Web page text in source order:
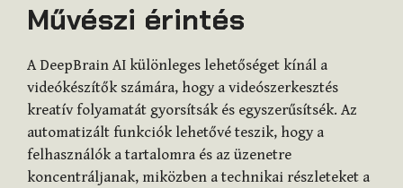
Művészi érintés
A DeepBrain AI különleges lehetőséget kínál a
videókészítők számára, hogy a videószerkesztés
kreatív folyamatát gyorsítsák és egyszerűsítsék. Az
automatizált funkciók lehetővé teszik, hogy a
felhasználók a tartalomra és az üzenetre
koncentráljanak, miközben a technikai részleteket a